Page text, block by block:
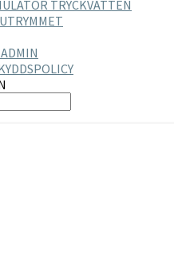
TRYCKVATTEN